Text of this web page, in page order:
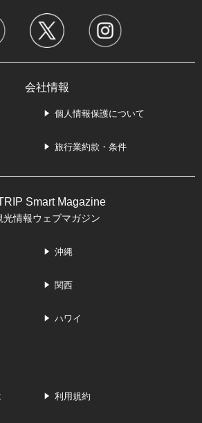
会社情報
個人情報保護について
旅行業約款・条件
Smart Magazine
光情報ウェブマガジン
沖縄
関西
ハワイ
利用規約